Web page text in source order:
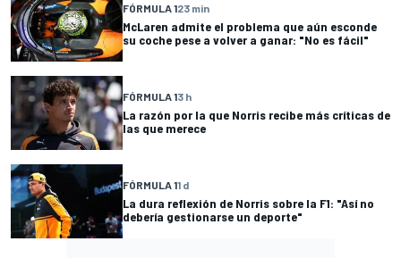
FÓRMULA 123 min
McLaren admite el problema que aún esconde
su coche pese a volver a ganar: "No es fácil"
FÓRMULA 13 h
La razón por la que Norris recibe más críticas de
las que merece
FÓRMULA 11 d
La dura reflexión de Norris sobre la F1: "Así no
debería gestionarse un deporte"